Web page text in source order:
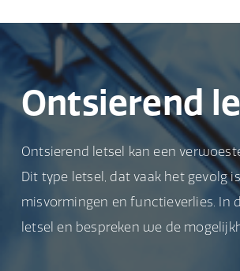
Ontsierend
Ontsierend letsel kan een
Dit type letsel, dat vaak het gevolg
misvormingen en functieverlies. In
letsel en bespreken we de